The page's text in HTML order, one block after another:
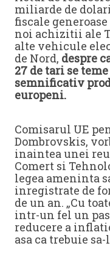
miliarde de
fiscale
noi achizitii ale
alte vehicule
de Nord, despre
27 de tari se
semnificativ
europeni.
Comisarul UE
Dombrovskis,
inaintea unei
Comert si
legea ameninta
inregistrate de
de un an. „Cu
intr-un fel un
reducere a
asa ca trebuie